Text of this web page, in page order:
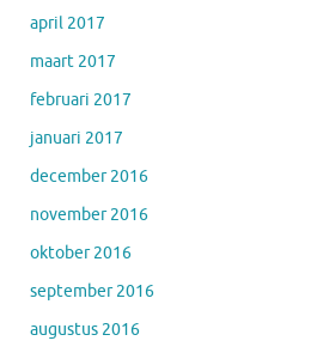
april 2017
maart 2017
februari 2017
januari 2017
december 2016
november 2016
oktober 2016
september 2016
augustus 2016